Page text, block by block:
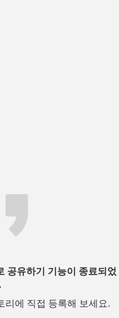
공유하기 기능이 종료되었
리에 직접 등록해 보세요.